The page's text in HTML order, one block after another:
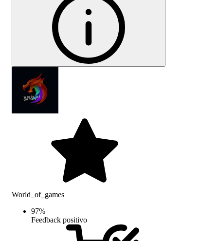
World_of_games
97%
Feedback positivo